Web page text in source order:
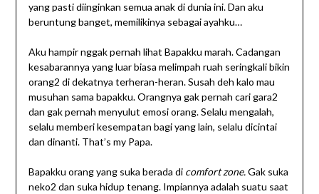
yang pasti diinginkan semua anak di dunia ini. Dan aku
beruntung banget, memilikinya sebagai ayahku…
Aku hampir nggak pernah lihat Bapakku marah. Cadangan
kesabarannya yang luar biasa melimpah ruah seringkali bikin
orang2 di dekatnya terheran-heran. Susah deh kalo mau
musuhan sama bapakku. Orangnya gak pernah cari gara2
dan gak pernah menyulut emosi orang. Selalu mengalah,
selalu memberi kesempatan bagi yang lain, selalu dicintai
dan dinanti. That’s my Papa.
Bapakku orang yang suka berada di comfort zone.Gak suka
neko2 dan suka hidup tenang. Impiannya adalah suatu saat